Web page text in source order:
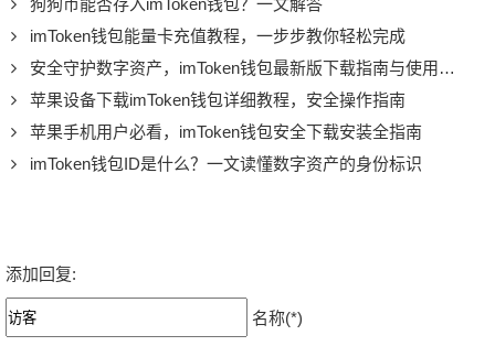
imToken钱包能量卡充值教程，一步步教你轻松完成
安全守护数字资产，imToken钱包最新版下载指南与使用技巧
苹果设备下载imToken钱包详细教程，安全操作指南
苹果手机用户必看，imToken钱包安全下载安装全指南
imToken钱包ID是什么？一文读懂数字资产的身份标识
添加回复:
名称(*)